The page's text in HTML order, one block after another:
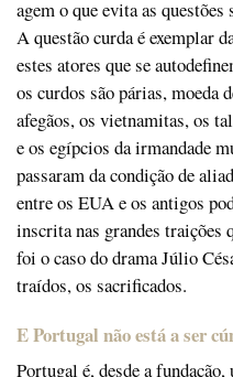
agem o que evita as
A questão curda é exemplar
estes atores que se
os curdos são párias, moeda
afegãos, os vietnamitas, os
e os egípcios da irmandade
passaram da condição de
entre os EUA e os antigos
inscrita nas grandes traições
foi o caso do drama Júlio
traídos, os sacrificados.
E Portugal não está a ser
Portugal é, desde a